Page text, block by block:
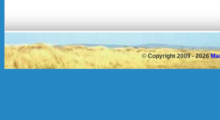
© Copyright 2009 - 2026